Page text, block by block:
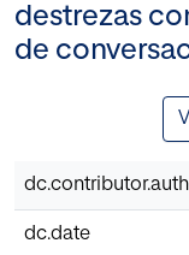
destrezas
de
dc.date